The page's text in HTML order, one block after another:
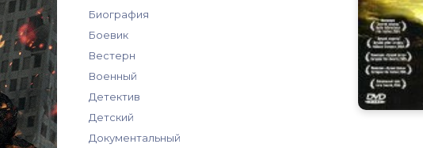
Биография
Боевик
Вестерн
Военный
Детектив
Детский
Документальный